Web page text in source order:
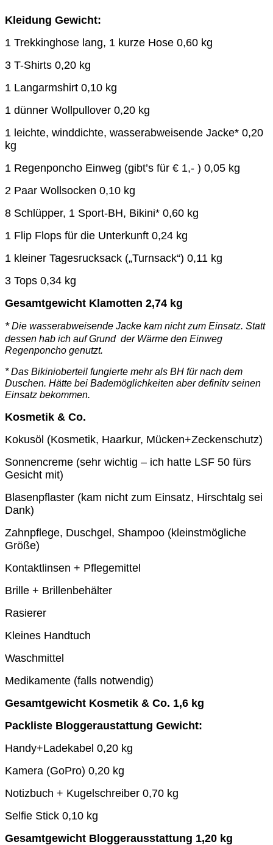
Kleidung Gewicht:
1 Trekkinghose lang, 1 kurze Hose 0,60 kg
3 T-Shirts 0,20 kg
1 Langarmshirt 0,10 kg
1 dünner Wollpullover 0,20 kg
1 leichte, winddichte, wasserabweisende Jacke* 0,20
kg
1 Regenponcho Einweg (gibt’s für € 1,- ) 0,05 kg
2 Paar Wollsocken 0,10 kg
8 Schlüpper, 1 Sport-BH, Bikini* 0,60 kg
1 Flip Flops für die Unterkunft 0,24 kg
1 kleiner Tagesrucksack („Turnsack“) 0,11 kg
3 Tops 0,34 kg
Gesamtgewicht Klamotten 2,74 kg
*Die wasserabweisende Jacke kam nicht zum Einsatz. Statt
dessen hab ich auf Grund der Wärme den Einweg
Regenponcho genutzt.
* Das Bikinioberteil fungierte mehr als BH für nach dem
Duschen. Hätte bei Bademöglichkeiten aber definitv seinen
Einsatz bekommen.
Kosmetik & Co.
Kokusöl (Kosmetik, Haarkur, Mücken+Zeckenschutz)
Sonnencreme (sehr wichtig – ich hatte LSF 50 fürs
Gesicht mit)
Blasenpflaster (kam nicht zum Einsatz, Hirschtalg sei
Dank)
Zahnpflege, Duschgel, Shampoo (kleinstmögliche
Größe)
Kontaktlinsen + Pflegemittel
Brille + Brillenbehälter
Rasierer
Kleines Handtuch
Waschmittel
Medikamente (falls notwendig)
Gesamtgewicht Kosmetik & Co. 1,6 kg
Packliste Bloggeraustattung Gewicht:
Handy+Ladekabel 0,20 kg
Kamera (GoPro) 0,20 kg
Notizbuch + Kugelschreiber 0,70 kg
Selfie Stick 0,10 kg
Gesamtgewicht Bloggerausstattung 1,20 kg